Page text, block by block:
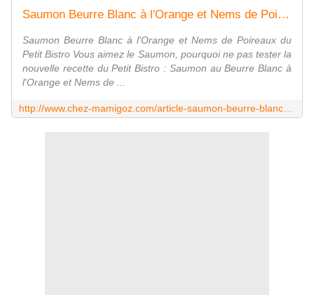
Saumon Beurre Blanc à l'Orange et Nems de Poireaux du Petit Bistro - Chez Mamigoz
Saumon Beurre Blanc à l'Orange et Nems de Poireaux du
Petit Bistro Vous aimez le Saumon, pourquoi ne pas tester la
nouvelle recette du Petit Bistro : Saumon au Beurre Blanc à
l'Orange et Nems de ...